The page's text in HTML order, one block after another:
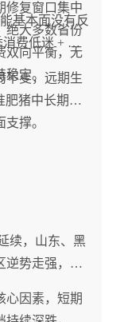
修复窗口集中
绝大多数省份
双向平衡，无
定。
基本面没有反
费低迷 + 前
不变，远期生
肥猪中长期库
撑。
续，山东、黑
逆势走强，区
心因素，短期